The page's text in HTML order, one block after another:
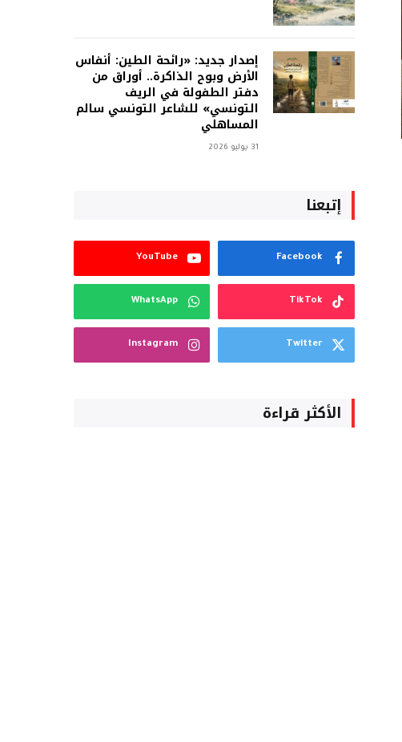
إصدار جديد: «رائحة الطين: أنفاس
الأرض وبوح الذاكرة.. أوراق من
دفتر الطفولة في الريف
التونسي» للشاعر التونسي سالم
المساهلي
31 يوليو 2026
إتبعنا
Facebook
YouTube
TikTok
WhatsApp
Twitter
Instagram
الأكثر قراءة